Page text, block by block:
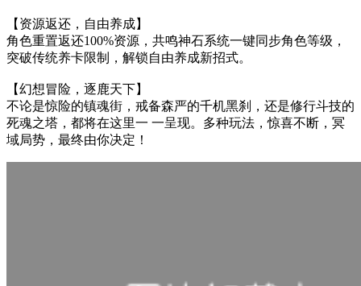
【资源返还，自由养成】
角色重置返还100%资源，共鸣神石系统一键同步角色等级，
突破传统养卡限制，解锁自由养成新招式。
【幻想冒险，逐鹿天下】
不论是惊险的镇魂街，戒备森严的千机黑刹，还是修行斗技的
死魂之塔，都将在这里一 一呈现。多种玩法，惊喜不断，冥
域局势，最终由你决定！